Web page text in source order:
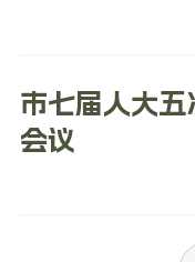
市七届人大
会议